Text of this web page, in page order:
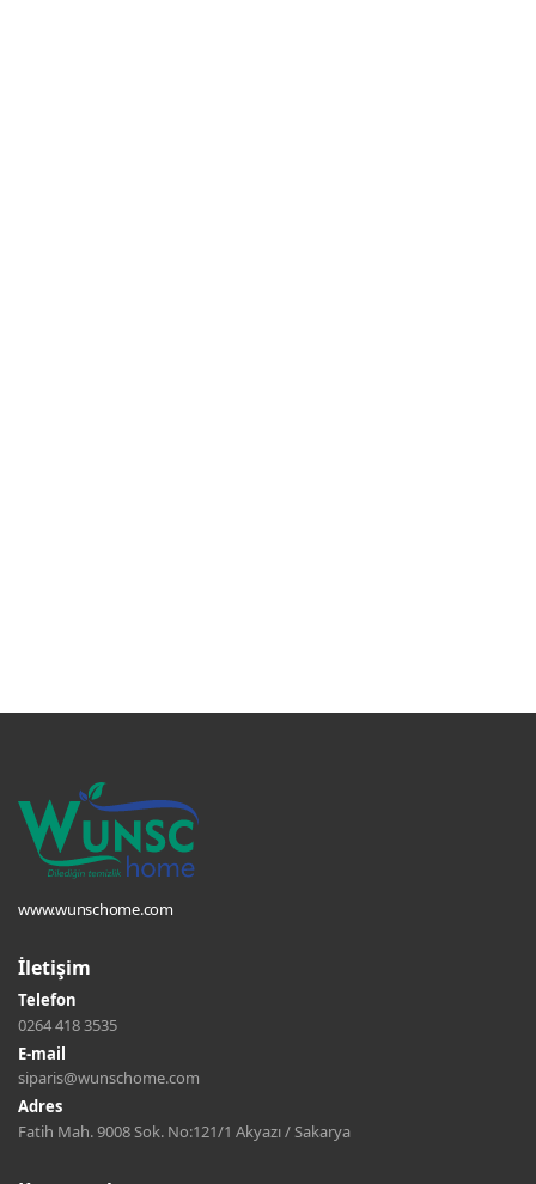
www.wunschome.com
İletişim
Telefon
0264 418 3535
E-mail
siparis@wunschome.com
Adres
Fatih Mah. 9008 Sok. No:121/1 Akyazı / Sakarya